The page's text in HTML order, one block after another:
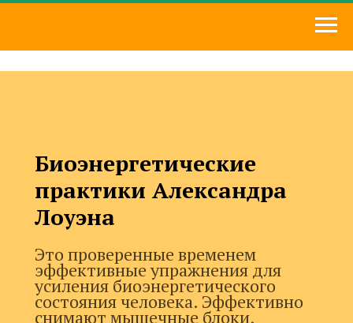
Биоэнергетические
практики Александра
Лоуэна
Это проверенные временем
эффективные упражнения для
усиления биоэнергетического
состояния человека. Эффективно
снимают мышечные блоки,